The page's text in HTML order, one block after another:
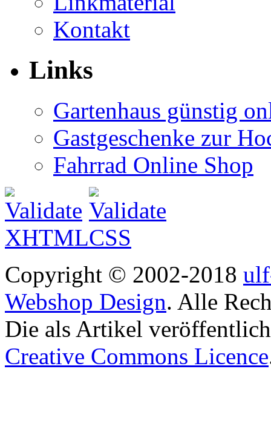
Kontakt
Links
Gartenhaus günstig
Gastgeschenke zur
Fahrrad Online Shop
Copyright © 2002-2018
Webshop Design. Alle
Die als Artikel
Creative Commons Licence